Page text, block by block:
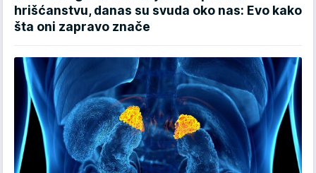
hrišćanstvu, danas su svuda oko nas: Evo kako
šta oni zapravo znače